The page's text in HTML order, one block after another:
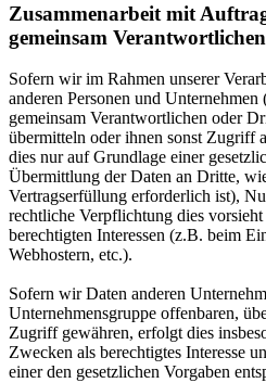
Zusammenarbeit mit
gemeinsam
Sofern wir im Rahmen unserer
anderen Personen und
gemeinsam Verantwortlichen oder
übermitteln oder ihnen sonst Zugriff
dies nur auf Grundlage einer
Übermittlung der Daten an Dritte,
Vertragserfüllung erforderlich ist),
rechtliche Verpflichtung dies
berechtigten Interessen (z.B. beim
Webhostern, etc.).
Sofern wir Daten anderen
Unternehmensgruppe offenbaren,
Zugriff gewähren, erfolgt dies
Zwecken als berechtigtes Interesse
einer den gesetzlichen Vorgaben